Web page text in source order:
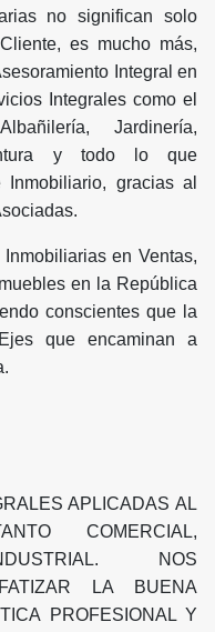
no significan solo
es mucho más,
Integral en
Integrales como el
Jardinería,
y todo lo que
gracias al
en Ventas,
en la República
conscientes que la
que encaminan a
APLICADAS AL
COMERCIAL,
NOS
LA BUENA
PROFESIONAL Y